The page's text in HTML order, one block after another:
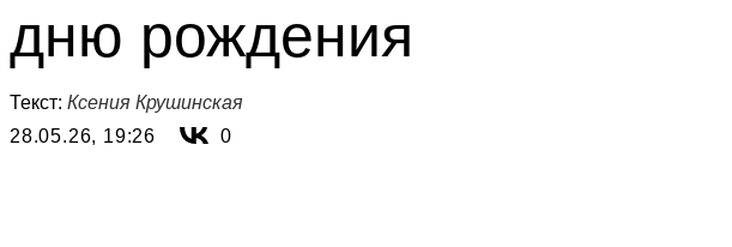
дню рождения
Текст: Ксения Крушинская
28.05.26, 19:26
0